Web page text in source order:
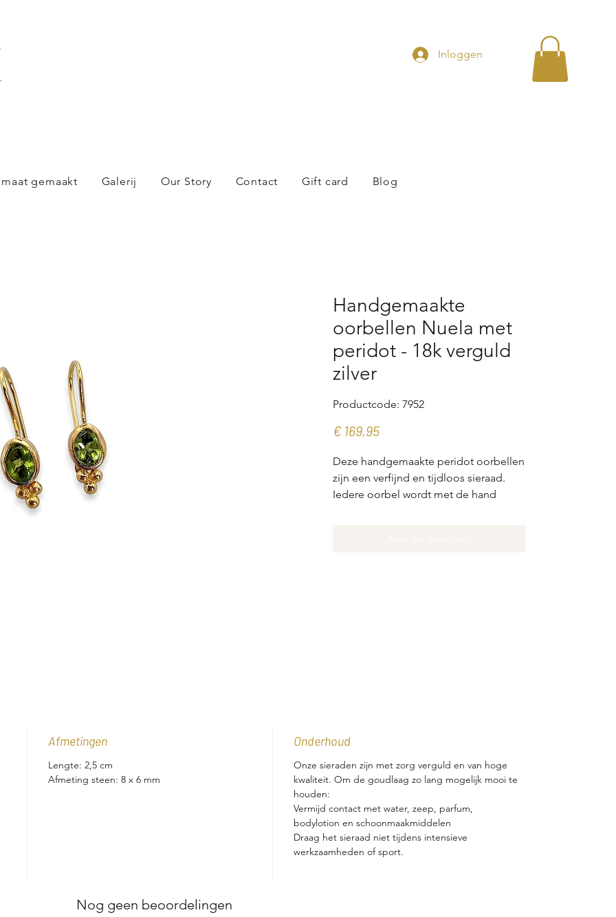
Inloggen
gemaakt Galerij Our Story Contact Gift card Blog
Handgemaakte
oorbellen Nuela met
peridot - 18k verguld
zilver
Productcode: 7952
€ 169,95Prijs
Deze handgemaakte peridot oorbellen
zijn een verfijnd en tijdloos sieraad.
Iedere oorbel wordt met de hand
geschikt om iedere dag te dragen,
maar ook perfect voor een bijzondere
gelegenheid.
Afmetingen
Lengte: 2,5 cm
Afmeting steen: 8 x 6 mm
Onderhoud
Onze sieraden zijn met zorg verguld en van hoge
kwaliteit. Om de goudlaag zo lang mogelijk mooi te
houden:
Vermijd contact met water, zeep, parfum,
bodylotion en schoonmaakmiddelen
Draag het sieraad niet tijdens intensieve
werkzaamheden of sport.
Nog geen beoordelingen